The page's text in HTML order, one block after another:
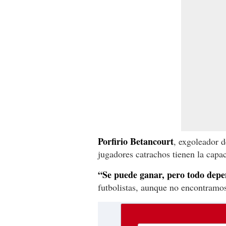
Porfirio Betancourt, exgoleador
jugadores catrachos tienen la
“Se puede ganar, pero todo
futbolistas, aunque no